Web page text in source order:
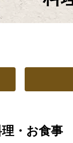
・お食事